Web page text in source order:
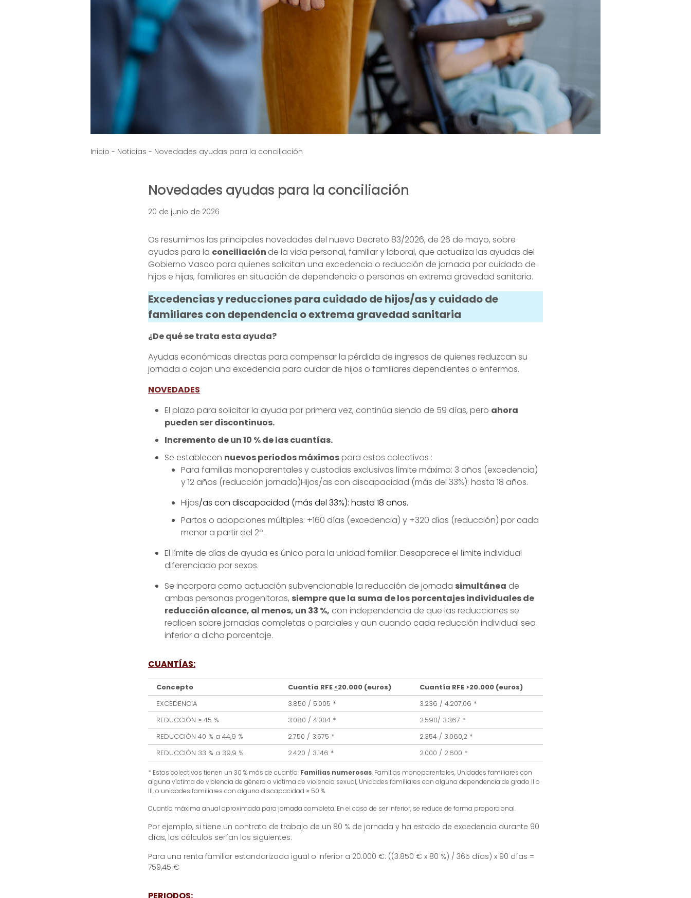
Inicio - Noticias - Novedades ayudas para la conciliación
Novedades ayudas para la conciliación
20 de junio de 2026
Os resumimos las principales novedades del nuevo Decreto 83/2026, de 26 de mayo, sobre
ayudas para la conciliación de la vida personal, familiar y laboral, que actualiza las ayudas del
Gobierno Vasco para quienes solicitan una excedencia o reducción de jornada por cuidado de
hijos e hijas, familiares en situación de dependencia o personas en extrema gravedad sanitaria.
Excedencias y reducciones para cuidado de hijos/as y cuidado de
familiares con dependencia o extrema gravedad sanitaria
¿De qué se trata esta ayuda?
Ayudas económicas directas para compensar la pérdida de ingresos de quienes reduzcan su
jornada o cojan una excedencia para cuidar de hijos o familiares dependientes o enfermos.
NOVEDADES
El plazo para solicitar la ayuda por primera vez, continúa siendo de 59 días, pero ahora
pueden ser discontinuos.
Incremento de un 10 % de las cuantías.
Se establecen nuevos periodos máximospara estos colectivos :
Para familias monoparentales y custodias exclusivas límite máximo: 3 años (excedencia)
y 12 años (reducción jornada)Hijos/as con discapacidad (más del 33%): hasta 18 años.
Hijos/as con discapacidad (más del 33%): hasta 18 años.
Partos o adopciones múltiples: +160 días (excedencia) y +320 días (reducción) por cada
menor a partir del 2º.
El límite de días de ayuda es único para la unidad familiar. Desaparece el límite individual
diferenciado por sexos.
Se incorpora como actuación subvencionable la reducción de jornada simultánea de
ambas personas progenitoras, siempre que la suma de los porcentajes individuales de
reducción alcance, al menos, un 33 %, con independencia de que las reducciones se
realicen sobre jornadas completas o parciales y aun cuando cada reducción individual sea
inferior a dicho porcentaje.
CUANTÍAS:
Concepto Cuantía RFE <20.000 (euros)
Cuantía RFE >20.000 (euros)
EXCEDENCIA
3.850 / 5.005 *
3.236 / 4.207,06 *
REDUCCIÓN ≥ 45 %
3.080 / 4.004 *
2.590/ 3.367 *
REDUCCIÓN 40 % a 44,9 %
2.750 / 3.575 *
2.354 / 3.060,2 *
REDUCCIÓN 33 % a 39,9 %
2.420 / 3.146 * 2.000 / 2.600 *
* Estos colectivos tienen un 30 % más de cuantía: Familias numerosas, Familias monoparentales, Unidades familiares con
alguna víctima de violencia de género o víctima de violencia sexual, Unidades familiares con alguna dependencia de grado II o
III, o unidades familiares con alguna discapacidad ≥ 50 %.
Cuantía máxima anual aproximada para jornada completa. En el caso de ser inferior, se reduce de forma proporcional.
Por ejemplo, si tiene un contrato de trabajo de un 80 % de jornada y ha estado de excedencia durante 90
días, los cálculos serían los siguientes:
Para una renta familiar estandarizada igual o inferior a 20.000 €: ((3.850 € x 80 %) / 365 días) x 90 días =
759,45 €